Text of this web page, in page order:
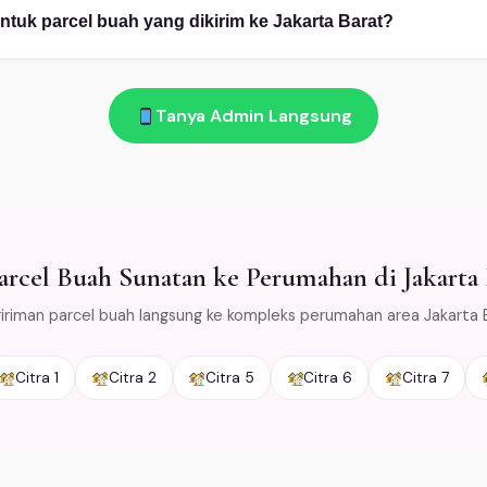
Pilih desain dari katalog atau custom. (3) Konfirmasi
parcel buah yang dikirim ke Jakarta Barat?
bunga dengan cold packaging khusus agar tetap segar selama
Jabodetabek.
Tanya Admin Langsung
Buah Sunatan ke Perumahan di Jakarta
parcel buah langsung ke kompleks perumahan area Jakarta
Citra 1 Citra 2 Citra 5 Citra 6 Citra 7